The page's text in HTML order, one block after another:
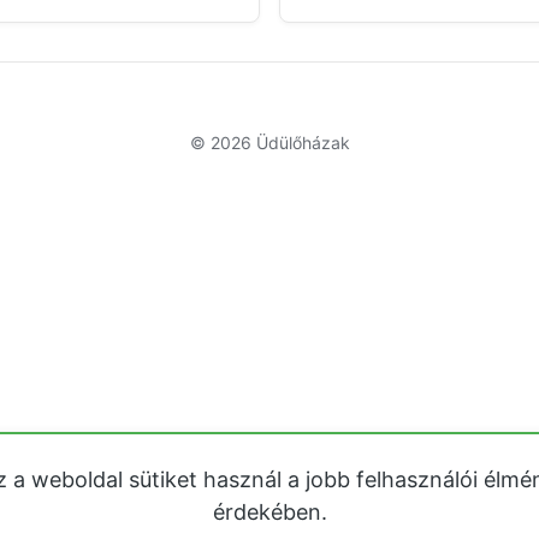
© 2026 Üdülőházak
a weboldal sütiket használ a jobb felhasználói
érdekében.